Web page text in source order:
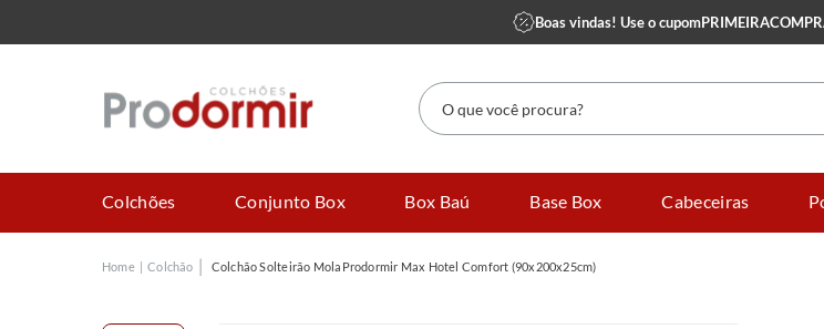
Boas vindas! Use o cupom
O que você procura?
Colchões Conjunto Box Box Baú Base Box Cabeceiras
Colchão Colchão Solteirão MolaProdormir Max Hotel Comfort (90x200x25cm)